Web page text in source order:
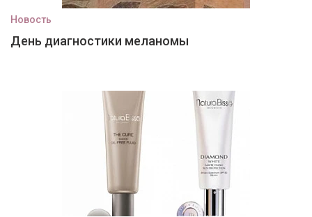
Новость
День диагностики меланомы